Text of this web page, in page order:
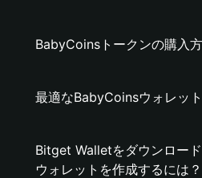
BabyCoinsトークンの購入
最適なBabyCoinsウォレッ
Bitget Walletをダウンロー
ウォレットを作成するには？